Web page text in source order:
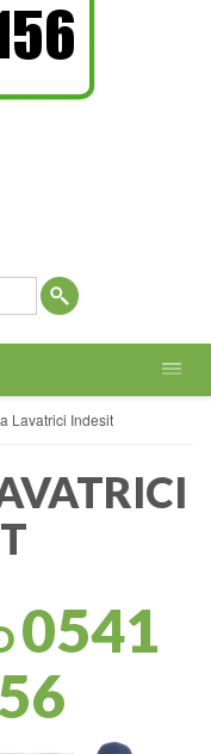
Lavatrici Indesit
0541